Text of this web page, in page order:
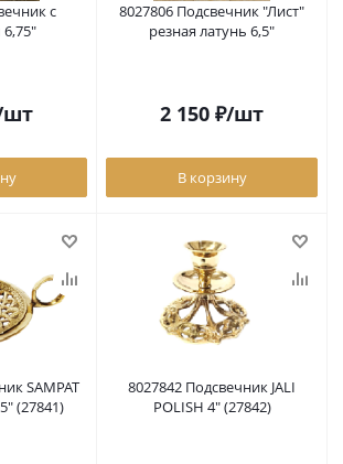
с
8027806 Подсвечник "Лист"
резная латунь 6,5"
2 150 ₽/шт
В корзину
SAMPAT
(27841)
8027842 Подсвечник JALI
POLISH 4" (27842)